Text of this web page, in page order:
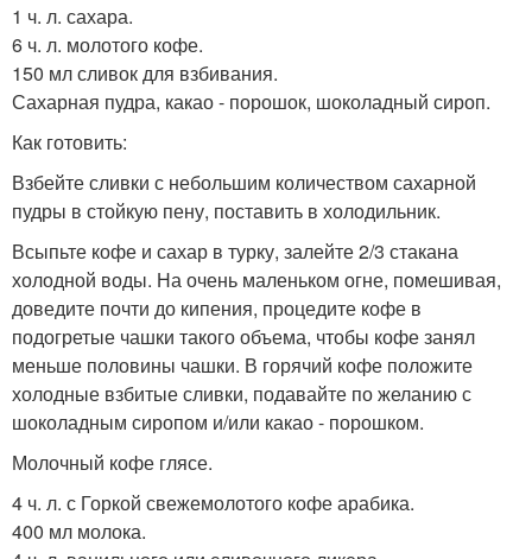
1 ч. л. сахара.
6 ч. л. молотого кофе.
150 мл сливок для взбивания.
Сахарная пудра, какао - порошок, шоколадный сироп.
Как готовить:
Взбейте сливки с небольшим количеством сахарной
пудры в стойкую пену, поставить в холодильник.
Всыпьте кофе и сахар в турку, залейте 2/3 стакана
холодной воды. На очень маленьком огне, помешивая,
доведите почти до кипения, процедите кофе в
подогретые чашки такого объема, чтобы кофе занял
меньше половины чашки. В горячий кофе положите
холодные взбитые сливки, подавайте по желанию с
шоколадным сиропом и/или какао - порошком.
Молочный кофе глясе.
4 ч. л. с Горкой свежемолотого кофе арабика.
400 мл молока.